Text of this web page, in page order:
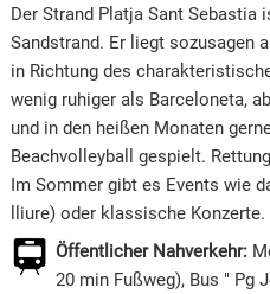
Der Strand Platja Sant Sebastia
Sandstrand. Er liegt sozusagen
in Richtung des
wenig ruhiger als Barceloneta,
und in den heißen Monaten
Beachvolleyball gespielt.
Im Sommer gibt es Events wie
lliure) oder klassische Konzerte.
Öffentlicher Nahverkehr:
20 min Fußweg), Bus " Pg